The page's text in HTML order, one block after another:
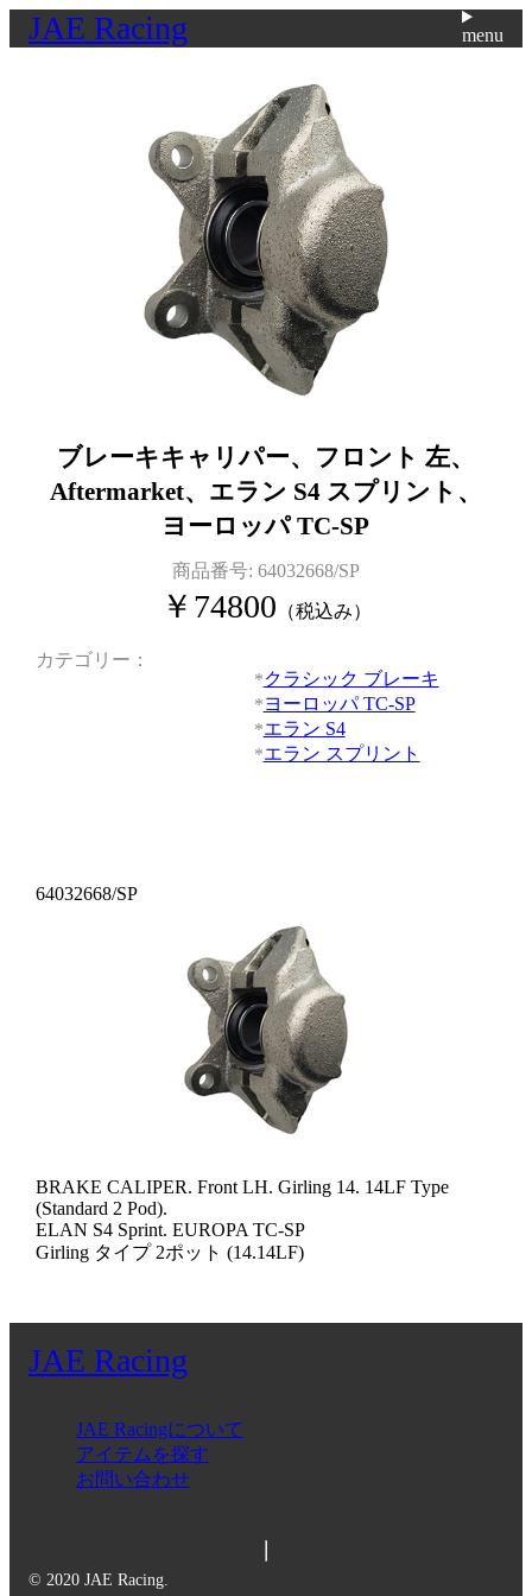
JAE Racing menu
ブレーキキャリパー、フロント 左、
Aftermarket、エラン S4 スプリント、
ヨーロッパ TC-SP
商品番号: 64032668/SP
￥ 74800 （税込み）
カテゴリー
クラシック ブレーキ
ヨーロッパ TC-SP
エラン S4
エラン スプリント
64032668/SP
BRAKE CALIPER. Front LH. Girling 14. 14LF Type
(Standard 2 Pod).
ELAN S4 Sprint. EUROPA TC-SP
Girling タイプ 2ポット (14.14LF)
JAE Racing
JAE Racingについて
アイテムを探す
お問い合わせ
© 2020 JAE Racing.